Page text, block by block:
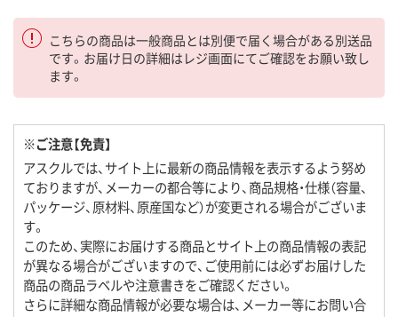
こちらの商品は一般商品とは別便で届く場合がある別送品
です。お届け日の詳細はレジ画面にてご確認をお願い致し
ます。
※ご注意【免責】
アスクルでは、サイト上に最新の商品情報を表示するよう努め
ておりますが、メーカーの都合等により、商品規格・仕様（容量、
パッケージ、原材料、原産国など）が変更される場合がございま
す。
このため、実際にお届けする商品とサイト上の商品情報の表記
が異なる場合がございますので、ご使用前には必ずお届けした
商品の商品ラベルや注意書きをご確認ください。
さらに詳細な商品情報が必要な場合は、メーカー等にお問い合